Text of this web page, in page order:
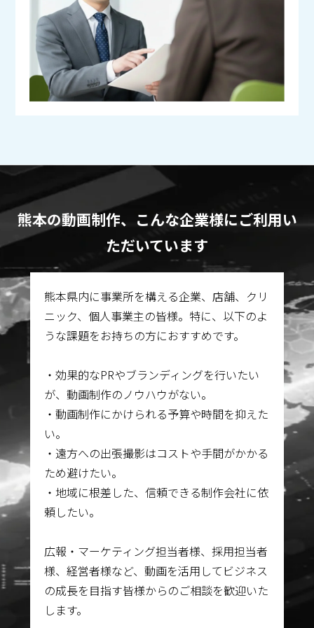
熊本の動画制作、こんな企業様にご利用い
ただいています
熊本県内に事業所を構える企業、店舗、クリ
ニック、個人事業主の皆様。特に、以下のよ
うな課題をお持ちの方におすすめです。
・効果的なPRやブランディングを行いたい
が、動画制作のノウハウがない。
・動画制作にかけられる予算や時間を抑えた
い。
・遠方への出張撮影はコストや手間がかかる
ため避けたい。
・地域に根差した、信頼できる制作会社に依
頼したい。
広報・マーケティング担当者様、採用担当者
様、経営者様など、動画を活用してビジネス
の成長を目指す皆様からのご相談を歓迎いた
します。